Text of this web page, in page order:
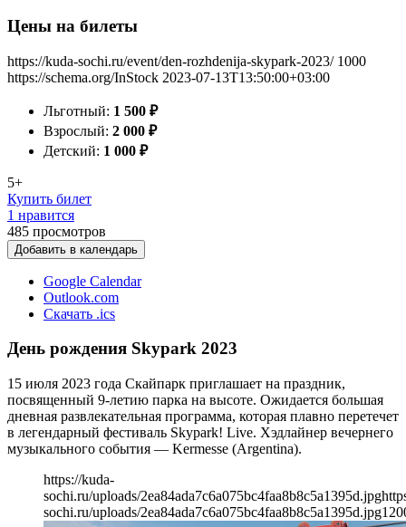
Цены на билеты
https://kuda-sochi.ru/event/den-rozhdenija-skypark-2023/ 1000
https://schema.org/InStock 2023-07-13T13:50:00+03:00
Льготный: 1 500 ₽
Взрослый: 2 000 ₽
Детский: 1 000 ₽
5+
Купить билет
1 нравится
485 просмотров
Добавить в календарь
Google Calendar
Outlook.com
Скачать .ics
День рождения Skypark 2023
15 июля 2023 года Скайпарк приглашает на праздник,
посвященный 9-летию парка на высоте. Ожидается большая
дневная развлекательная программа, которая плавно перетечет
в легендарный фестиваль Skypark! Live. Хэдлайнер вечернего
музыкального события — Kermesse (Argentina).
https://kuda-
sochi.ru/uploads/2ea84ada7c6a075bc4faa8b8c5a1395d.jpg
sochi.ru/uploads/2ea84ada7c6a075bc4faa8b8c5a1395d.jpg